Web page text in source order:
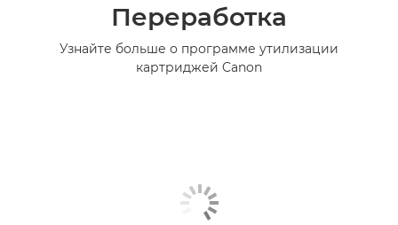
Переработка
Узнайте больше о программе утилизации
картриджей Canon